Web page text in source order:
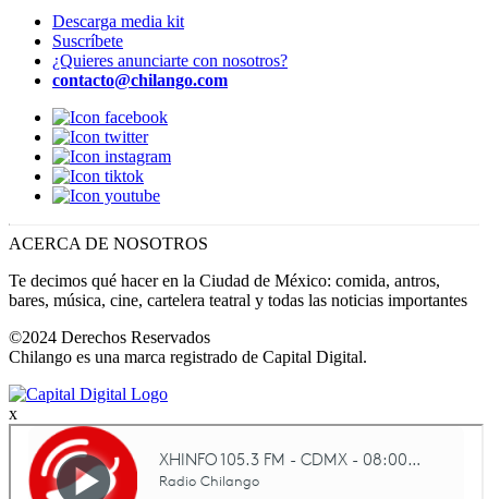
Descarga media kit
Suscríbete
¿Quieres anunciarte con nosotros?
contacto@chilango.com
ACERCA DE NOSOTROS
Te decimos qué hacer en la Ciudad de México: comida, antros,
bares, música, cine, cartelera teatral y todas las noticias importantes
©2024 Derechos Reservados
Chilango es una marca registrado de Capital Digital.
x